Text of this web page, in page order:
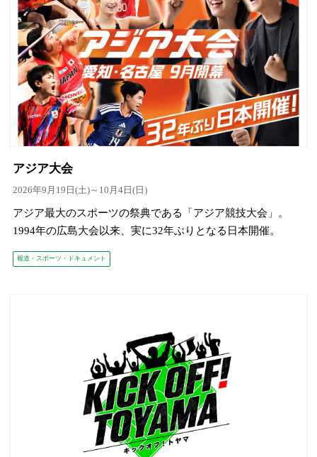
アジア大会
2026年9月19日(土)～10月4日(日)
アジア最大のスポーツの祭典である「アジア競技大会」。
1994年の広島大会以来、実に32年ぶりとなる日本開催。
報道・スポーツ・ドキュメント